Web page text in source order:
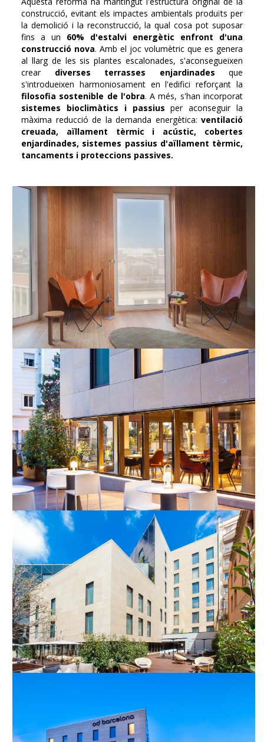
construcció, evitant els impactes ambientals produïts per
la demolició i la reconstrucció, la qual cosa pot suposar
fins a un 60% d'estalvi energètic enfront d'una
construcció nova. Amb el joc volumètric que es genera
al llarg de les sis plantes escalonades, s'aconsegueixen
crear diverses terrasses enjardinades que
s'introdueixen harmoniosament en l'edifici reforçant la
filosofia sostenible de l'obra. A més, s'han incorporat
sistemes bioclimàtics i passius per aconseguir la
màxima reducció de la demanda energètica: ventilació
creuada, aïllament tèrmic i acústic, cobertes
enjardinades, sistemes passius d'aïllament tèrmic,
tancaments i proteccions passives.